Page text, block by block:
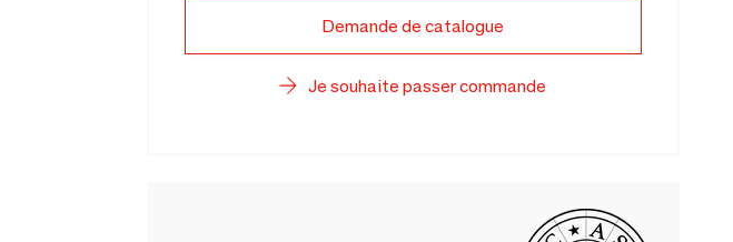
Demande de catalogue
Je souhaite passer commande